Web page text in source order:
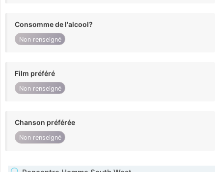
Consomme de l'alcool?
Non renseigné
Film préféré
Non renseigné
Chanson préférée
Non renseigné